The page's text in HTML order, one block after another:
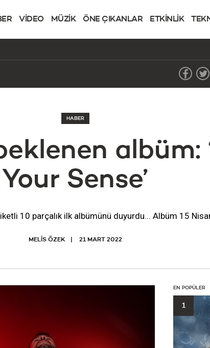
VİDEO MÜZİK ÖNE ÇIKANLAR ETKİNLİK
HABER
albüm:
Your Sense’
10 parçalık ilk albümünü duyurdu... Albüm 15
MELİS ÖZEK 21 MART 2022
EN POPÜLER
1